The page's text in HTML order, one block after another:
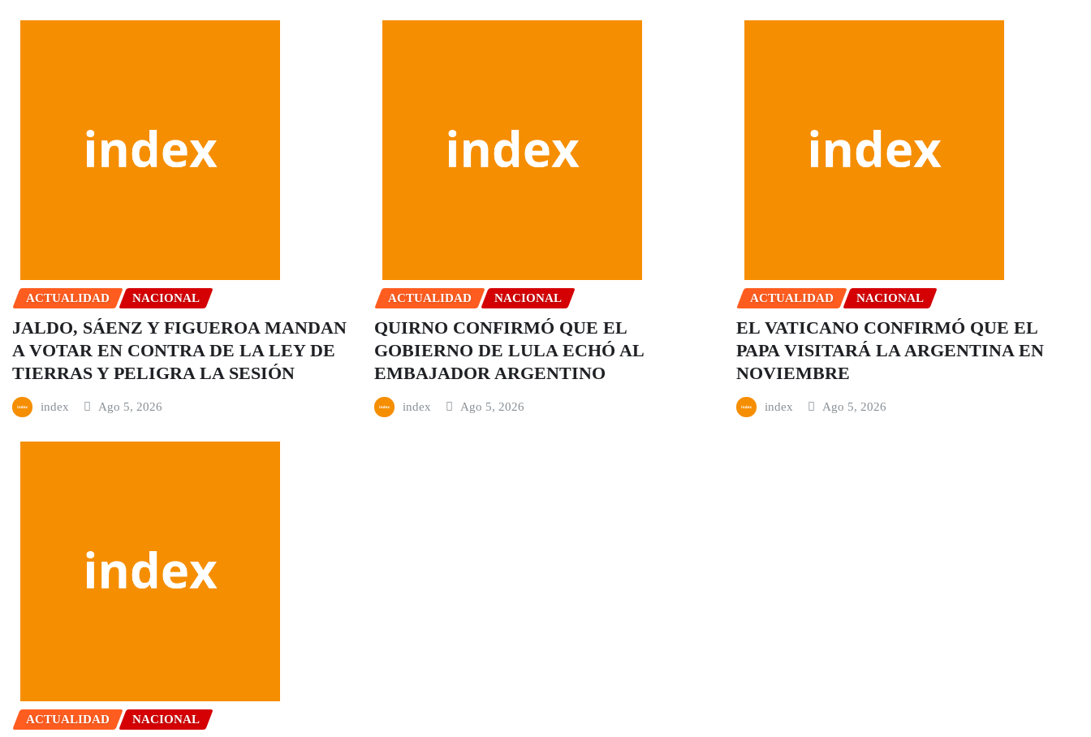
ACTUALIDAD NACIONAL
JALDO, SÁENZ Y FIGUEROA MANDAN
A VOTAR EN CONTRA DE LA LEY DE
TIERRAS Y PELIGRA LA SESIÓN
index Ago 5, 2026
ACTUALIDAD NACIONAL
QUIRNO CONFIRMÓ QUE EL
GOBIERNO DE LULA ECHÓ AL
EMBAJADOR ARGENTINO
index Ago 5, 2026
ACTUALIDAD NACIONAL
EL VATICANO CONFIRMÓ QUE EL
PAPA VISITARÁ LA ARGENTINA EN
NOVIEMBRE
index Ago 5, 2026
ACTUALIDAD NACIONAL